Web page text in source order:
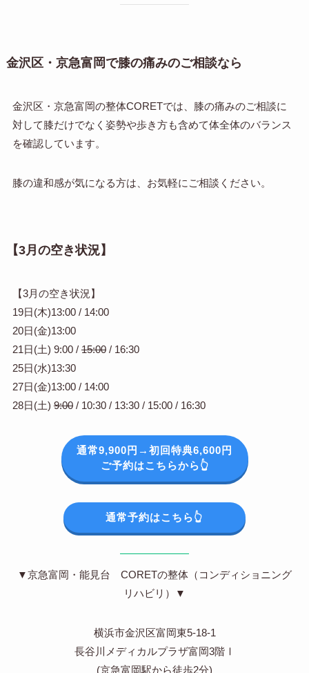
金沢区・京急富岡で膝の痛みのご相談なら
金沢区・京急富岡の整体CORETでは、膝の痛みのご相談に
対して膝だけでなく姿勢や歩き方も含めて体全体のバランス
を確認しています。
膝の違和感が気になる方は、お気軽にご相談ください。
【3月の空き状況】
【3月の空き状況】
19日(木)13:00 / 14:00
20日(金)13:00
21日(土) 9:00 / 15:00/ 16:30
25日(水)13:30
27日(金)13:00 / 14:00
28日(土) 9:00/ 10:30 / 13:30 / 15:00 / 16:30
通常9,900円→初回特典6,600円
ご予約はこちらから👆
通常予約はこちら👆
▼京急富岡・能見台 CORETの整体（コンディショニング
リハビリ）▼
横浜市金沢区富岡東5-18-1
長谷川メディカルプラザ富岡3階Ⅰ
(京急富岡駅から徒歩2分)